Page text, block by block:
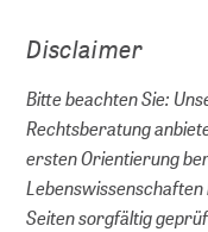
Disclaimer
Bitte beachten Sie:
Rechtsberatung
ersten Orientierung
Seiten sorgfältig